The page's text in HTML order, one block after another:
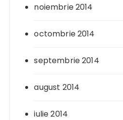
noiembrie 2014
octombrie 2014
septembrie 2014
august 2014
iulie 2014